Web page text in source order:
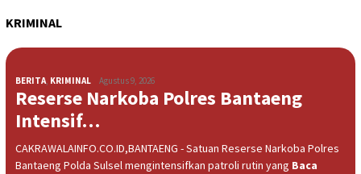
KRIMINAL
BERITA, KRIMINAL Agustus 9, 2026
Reserse Narkoba Polres Bantaeng
Intensif…
CAKRAWALAINFO.CO.ID,BANTAENG - Satuan Reserse Narkoba Polres
Bantaeng Polda Sulsel mengintensifkan patroli rutin yang Baca